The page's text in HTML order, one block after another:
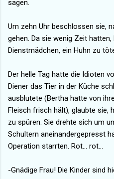
sagen.
Um zehn Uhr beschlossen sie,
gehen. Da sie wenig Zeit
Dienstmädchen, ein Huhn zu
Der helle Tag hatte die Idioten
Diener das Tier in der Küche
ausblutete (Bertha hatte von
Fleisch frisch hält), glaubte sie,
zu spüren. Sie drehte sich um
Schultern aneinandergepresst
Operation starrten. Rot... rot...
-Gnädige Frau! Die Kinder sind